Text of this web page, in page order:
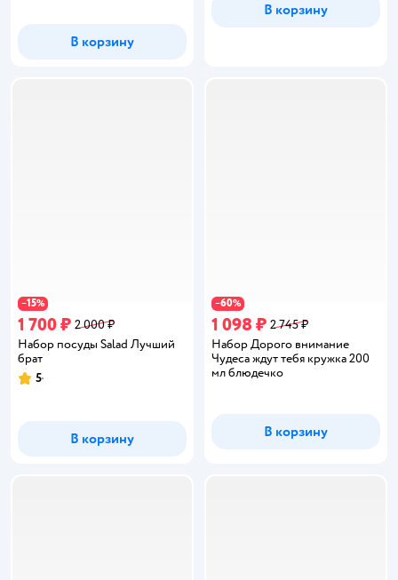
В корзину
В корзину
−15%
1 700 ₽ 2 000 ₽
Набор посуды Salad Лучший
брат
Рейтинг:
5
В корзину
−60%
1 098 ₽ 2 745 ₽
Набор Дорого внимание
Чудеса ждут тебя кружка 200
мл блюдечко
В корзину